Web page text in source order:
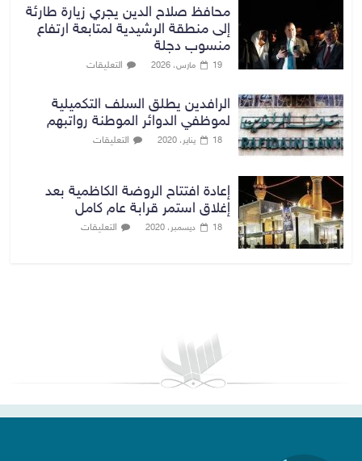
محافظ صلاح الدين يجري زيارة طارئة
إلى منطقة الرشيدية لمتابعة ارتفاع
منسوب دجلة
19 مارس، 2026 التعليقات
الرافدين يطلق السلف التكميلية
لموظفي الدوائر الموطنة رواتبهم
18 يناير، 2020 التعليقات
إعادة افتتاح الروضة الكاظمية بعد
إغلاق استمر قرابة عام كامل
18 ديسمبر، 2020 التعليقات